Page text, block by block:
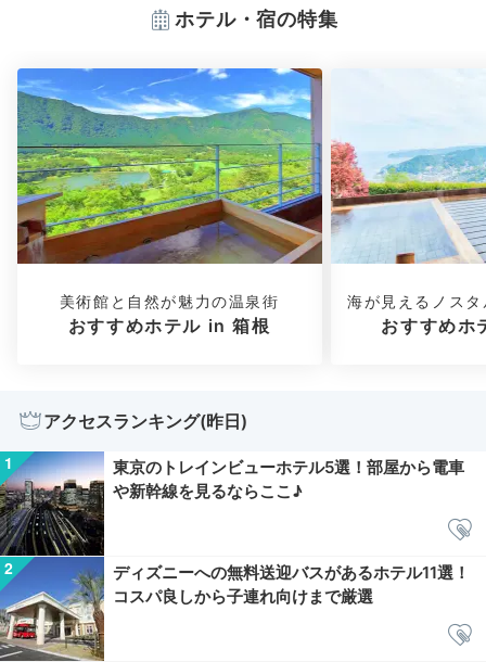
ホテル・宿の特集
美術館と自然が魅力の温泉街
おすすめホテル in 箱根
海が見えるノス
おすすめホ
アクセスランキング(昨日)
東京のトレインビューホテル5選！部屋から電車
や新幹線を見るならここ♪
ディズニーへの無料送迎バスがあるホテル11選！
コスパ良しから子連れ向けまで厳選